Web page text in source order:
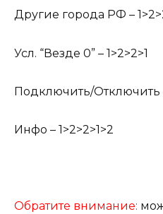
Другие города РФ –
Усл. “Везде 0” – 1>2>2>1
Подключить/Отключить –
Инфо – 1>2>2>1>2
Обратите внимание: